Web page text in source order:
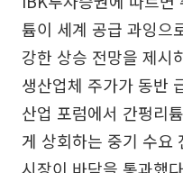
튬이 세계 공급 과잉으
강한 상승 전망을 제시
생산업체 주가가 동반
산업 포럼에서 간펑리
게 상회하는 중기 수요